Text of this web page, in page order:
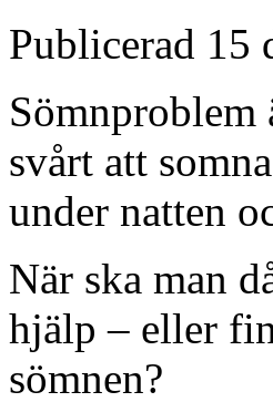
Publicerad 15
svårt att
under natten
När ska man
hjälp – eller
sömnen?